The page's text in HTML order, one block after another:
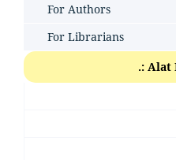
For Authors
For Librarians
.: Alat